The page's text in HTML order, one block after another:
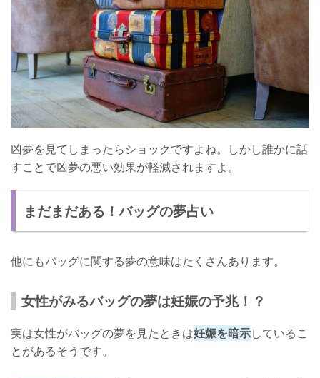
凶夢を見てしまったらショックですよね。しかし誰かに話
すことで凶夢の悪い効果が軽減されますよ。
まだまだある！バッグの夢占い
他にもバッグに関する夢の意味はたくさんあります。
女性がみるバッグの夢は妊娠の予兆！？
実は女性がバッグの夢を見たときは妊娠を暗示しているこ
とがあるそうです。